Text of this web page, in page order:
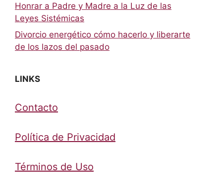
Honrar a Padre y Madre a la Luz de las
Leyes Sistémicas
Divorcio energético cómo hacerlo y liberarte
de los lazos del pasado
LINKS
Contacto
Política de Privacidad
Términos de Uso